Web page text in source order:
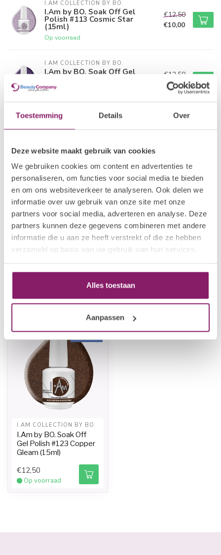
Toestemming Details Over
Deze website maakt gebruik van cookies
We gebruiken cookies om content en advertenties te
personaliseren, om functies voor social media te bieden
en om ons websiteverkeer te analyseren. Ook delen we
informatie over uw gebruik van onze site met onze
partners voor social media, adverteren en analyse. Deze
partners kunnen deze gegevens combineren met andere
informatie die u aan ze heeft verstrekt of die ze hebben
verzameld op basis van uw gebruik van hun services.
Alles toestaan
Aanpassen
I.AM COLLECTION BY BO.
I.Am by BO. Soak Off Gel
Polish #113 Cosmic Star
(15ml)
Op voorraad
€12,50
€10,00
I.AM COLLECTION BY BO.
I.Am by BO. Soak Off Gel
(15ml)
€12,50
€10,00
I.Am by BO. Soak Off Gel
(15ml)
I.AM COLLECTION BY BO.
I.Am by BO. Soak Off Gel
Polish #116 Nebula (15ml)
Op voorraad
€12,50
€10,00
I.AM COLLECTION BY BO.
Polish #117 Supernova (15ml)
€12,50
€10,00
Recent bekeken
-20%
I.AM COLLECTION BY BO.
I.Am by BO. Soak Off
Gel Polish #123 Copper
Gleam (15ml)
€12,50
Op voorraad